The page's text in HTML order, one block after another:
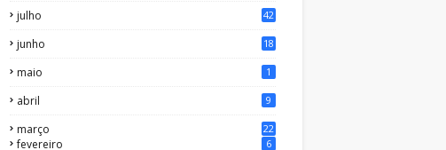
julho 42
junho 18
maio 1
abril 9
março 22
fevereiro 6